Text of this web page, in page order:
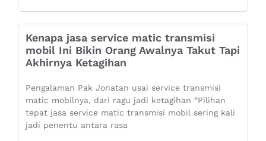
Kenapa jasa service matic transmisi
mobil Ini Bikin Orang Awalnya Takut Tapi
Akhirnya Ketagihan
Pengalaman Pak Jonatan usai service transmisi
matic mobilnya, dari ragu jadi ketagihan “Pilihan
tepat jasa service matic transmisi mobil sering kali
jadi penentu antara rasa